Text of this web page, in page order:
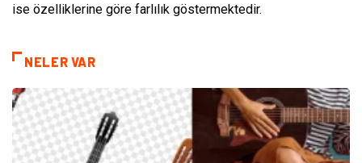
ise özelliklerine göre farlılık göstermektedir.
NELER VAR